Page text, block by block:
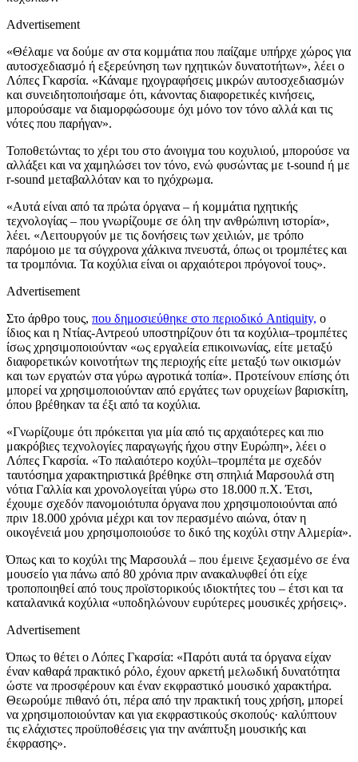
Advertisement
«Θέλαμε να δούμε αν στα κομμάτια που παίζαμε υπήρχε χώρος για
αυτοσχεδιασμό ή εξερεύνηση των ηχητικών δυνατοτήτων», λέει ο
Λόπες Γκαρσία. «Κάναμε ηχογραφήσεις μικρών αυτοσχεδιασμών
και συνειδητοποιήσαμε ότι, κάνοντας διαφορετικές κινήσεις,
μπορούσαμε να διαμορφώσουμε όχι μόνο τον τόνο αλλά και τις
νότες που παρήγαν».
Τοποθετώντας το χέρι του στο άνοιγμα του κοχυλιού, μπορούσε να
αλλάξει και να χαμηλώσει τον τόνο, ενώ φυσώντας με t-sound ή με
r-sound μεταβαλλόταν και το ηχόχρωμα.
«Αυτά είναι από τα πρώτα όργανα – ή κομμάτια ηχητικής
τεχνολογίας – που γνωρίζουμε σε όλη την ανθρώπινη ιστορία»,
λέει. «Λειτουργούν με τις δονήσεις των χειλιών, με τρόπο
παρόμοιο με τα σύγχρονα χάλκινα πνευστά, όπως οι τρομπέτες και
τα τρομπόνια. Τα κοχύλια είναι οι αρχαιότεροι πρόγονοί τους».
Advertisement
Στο άρθρο τους, που δημοσιεύθηκε στο περιοδικό Antiquity, ο
ίδιος και η Ντίας-Αντρεού υποστηρίζουν ότι τα κοχύλια–τρομπέτες
ίσως χρησιμοποιούνταν «ως εργαλεία επικοινωνίας, είτε μεταξύ
διαφορετικών κοινοτήτων της περιοχής είτε μεταξύ των οικισμών
και των εργατών στα γύρω αγροτικά τοπία». Προτείνουν επίσης ότι
μπορεί να χρησιμοποιούνταν από εργάτες των ορυχείων βαρισκίτη,
όπου βρέθηκαν τα έξι από τα κοχύλια.
«Γνωρίζουμε ότι πρόκειται για μία από τις αρχαιότερες και πιο
μακρόβιες τεχνολογίες παραγωγής ήχου στην Ευρώπη», λέει ο
Λόπες Γκαρσία. «Το παλαιότερο κοχύλι–τρομπέτα με σχεδόν
ταυτόσημα χαρακτηριστικά βρέθηκε στη σπηλιά Μαρσουλά στη
νότια Γαλλία και χρονολογείται γύρω στο 18.000 π.Χ. Έτσι,
έχουμε σχεδόν πανομοιότυπα όργανα που χρησιμοποιούνται από
πριν 18.000 χρόνια μέχρι και τον περασμένο αιώνα, όταν η
οικογένειά μου χρησιμοποιούσε το δικό της κοχύλι στην Αλμερία».
Όπως και το κοχύλι της Μαρσουλά – που έμεινε ξεχασμένο σε ένα
μουσείο για πάνω από 80 χρόνια πριν ανακαλυφθεί ότι είχε
τροποποιηθεί από τους προϊστορικούς ιδιοκτήτες του – έτσι και τα
καταλανικά κοχύλια «υποδηλώνουν ευρύτερες μουσικές χρήσεις».
Advertisement
Όπως το θέτει ο Λόπες Γκαρσία: «Παρότι αυτά τα όργανα είχαν
έναν καθαρά πρακτικό ρόλο, έχουν αρκετή μελωδική δυνατότητα
ώστε να προσφέρουν και έναν εκφραστικό μουσικό χαρακτήρα.
Θεωρούμε πιθανό ότι, πέρα από την πρακτική τους χρήση, μπορεί
να χρησιμοποιούνταν και για εκφραστικούς σκοπούς· καλύπτουν
τις ελάχιστες προϋποθέσεις για την ανάπτυξη μουσικής και
έκφρασης».